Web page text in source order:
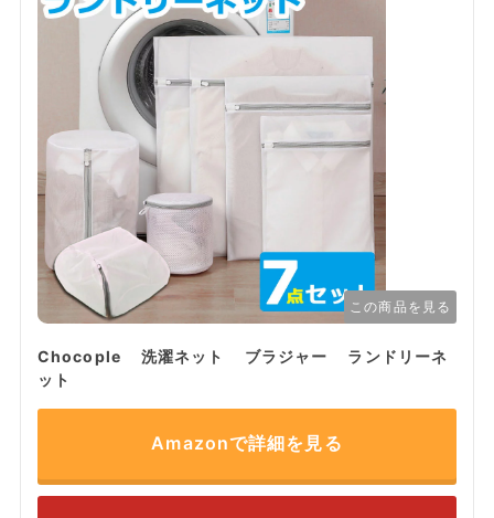
この商品を見る
Chocople 洗濯ネット ブラジャー ランドリーネ
ット
Amazonで詳細を見る